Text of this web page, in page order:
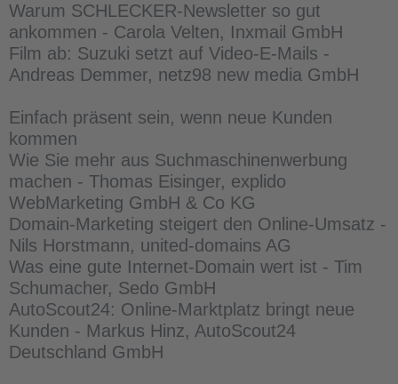
Warum SCHLECKER-Newsletter so gut
ankommen - Carola Velten, Inxmail GmbH
Film ab: Suzuki setzt auf Video-E-Mails -
Andreas Demmer, netz98 new media GmbH
Einfach präsent sein, wenn neue Kunden
kommen
Wie Sie mehr aus Suchmaschinenwerbung
machen - Thomas Eisinger, explido
WebMarketing GmbH & Co KG
Domain-Marketing steigert den Online-Umsatz -
Nils Horstmann, united-domains AG
Was eine gute Internet-Domain wert ist - Tim
Schumacher, Sedo GmbH
AutoScout24: Online-Marktplatz bringt neue
Kunden - Markus Hinz, AutoScout24
Deutschland GmbH